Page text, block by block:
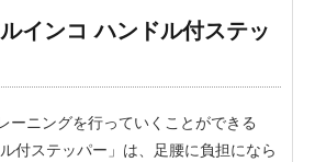
インコ ハンドル付ステッ
ーニングを行っていくことができる
付ステッパー」は、足腰に負担になら